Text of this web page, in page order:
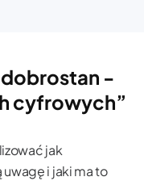
-
cyfrowych”
jak
i jaki ma to